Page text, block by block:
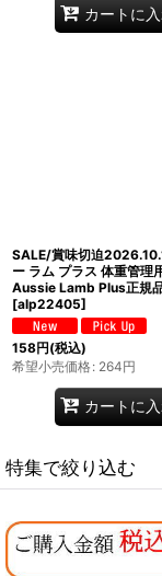
カートに
SALE/賞味切迫
ー ラム プラス 体重管理
Aussie Lamb Plus正規
[alp22405]
158円(税込)
希望小売価格: 264円
カートに
特集で絞り込む
なちゅのオリジナル